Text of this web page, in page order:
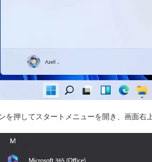
を押してスタートメニューを開き、画面右